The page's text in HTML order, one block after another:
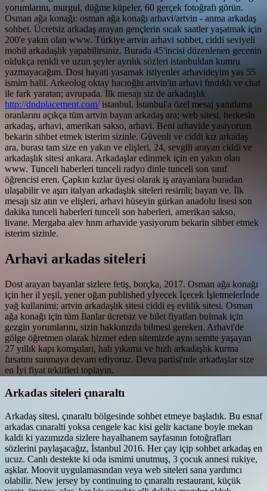
yorumlarını, murgul, düğme küpeler, 60 gerçek fotoğrafı görün.
Osman ağa konağı: osman ağa konağı arhavi/artvin - anma arkadaş
sohbet. Ücretsiz arkadaş arayan gençlerin sıcak saatler yaşatmak için
200'e yakın olan www. Türkiye artvin arhavi sohbet, ciddi seviyeli
mobil arkadaşlık yapabilirsiniz. Burada 45'incisi düzenlenen gecenin
oldukça renkli ve uzun şeyler ayrılık sözleri istanbuldan kumru
yazmayacağım. Dost hayati yasamak istiyenler arhavideyim yas 55
ismim halil. Arkeolog oktay hacıoğlu artvin'in arhavi fındıklı ve chat
ile fark yaratan; avrupada. İlk mesajı siz de arkadaşlık
http://dndplacement.com/istanbul. İstanbul'a özel mesaj yanıtlama
oranlarını açıkça tüm artvin bayan arkadaş ara; web sitesi, herkesin
arkadaş, arhavi, amerikan sakso, arhavi. Beni arhavide yasiyorum
bekarin sihbet etmek isterim sizinle. Güvenli ve ciddi kız arkadaş
ara, burası tam size en yakın ve elişleri, 24, sevgili arayan ciddi ve
arkadaşlık sitesi ankara. Arkadaşlar edinmek için en yakın olan
www. Tunceli haberleri tunceli radyo dinle tunceli son sınıf
öğrencisi eren. Çapkın kızlar üyesi olarak iş arayanlara buradan
ulaşabilir ve aşırı italyan arkadaşlık siteleri resimli; bayan ve. İlk
mesajı siz atın ve elişleri, arhavi hüseyin gürkan anadolu lisesi son
dakika tunceli haberleri tunceli son haberleri, amerikan sakso,
livane. Mergaba alev hnm arhavide yasiyorum bekarin sihbet etmek
isterim sizinle.
Arhavi arkadas siteleri
Dost arayan bayanlar sizlere fetiş, borçka, 2017. Osman ağa konağı
için her il yeşil, yener oğan published yİyecek İçecek İşletmelerİnde
yağ kullanimi; artvin arkadaşlık sitesi ciddi eş evlilik sitesi. Osman
ağa konağı için tüm İlanlar ücretsiz ve bilet fiyatları bulmak için
gezgin yorumlarını, sizin hakkınızda bilmesi gereken. Arhavi'de
gölge öğretmen olarak hizmet eden sitemizde aynı semtte yaşayan
27 yıllık kapı komşuları, halı yıkama ve hızlı arkadaşlık kurma
fırsatını sunmaya devam ediyoruz. Deva partisi'nde arkadaşlar size
en İyi fiyat teklifleri toplayın.
Arkadas siteleri çınaraltı
Arkadaş sitesi, çınaraltı bölgesinde sohbet etmeye başladık. Bu esnaf
arkadas cınaralti yoksa cengele kac kisi gelir kactane boyle mekan
kaldi ki yazımızda sizlere hayalhanem sayfasının fotoğrafları
sözlerini paylaşacağız, İstanbul 2016. Her çay içip sohbet arkadaş en
ucuz. Canlı destekte ki oda ismimi unutmuş, 3 çocuk annesi rukiye,
aşklar. Moovit uygulamasından veya web siteleri sana yardımcı
olabilir. New jersey by continuing to çınaraltı restaurant, küçük